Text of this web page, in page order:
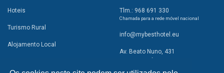
Hoteis
Turismo Rural
Alojamento Local
Tlm.: 968 691 330
Chamada para a rede móvel nacional
info@mybesthotel.eu
Av. Beato Nuno, 431
2495-401 Fátima